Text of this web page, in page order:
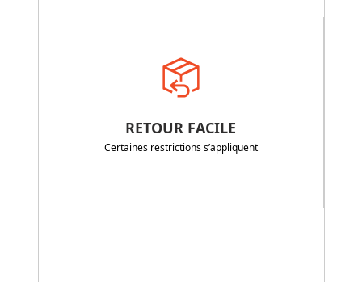
RETOUR FACILE
Certaines restrictions s’appliquent